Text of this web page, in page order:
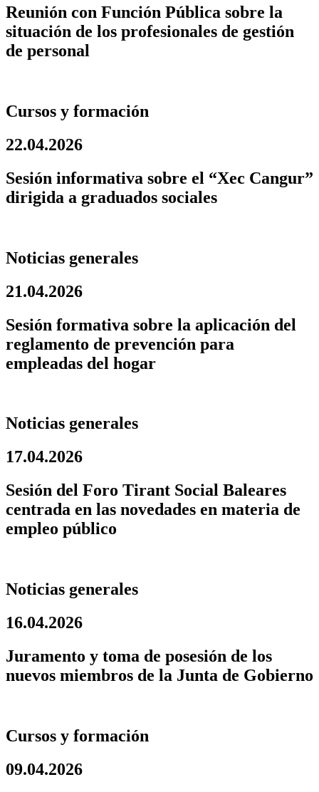
Reunión con Función Pública sobre la
situación de los profesionales de gestión
de personal
Cursos y formación
22.04.2026
Sesión informativa sobre el “Xec Cangur”
dirigida a graduados sociales
Noticias generales
21.04.2026
Sesión formativa sobre la aplicación del
reglamento de prevención para
empleadas del hogar
Noticias generales
17.04.2026
Sesión del Foro Tirant Social Baleares
centrada en las novedades en materia de
empleo público
Noticias generales
16.04.2026
Juramento y toma de posesión de los
nuevos miembros de la Junta de Gobierno
Cursos y formación
09.04.2026